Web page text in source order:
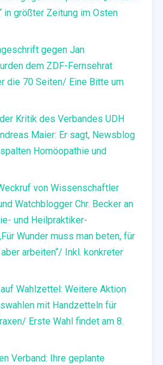
in größter Zeitung im Osten
gegen Jan
dem ZDF-Fernsehrat
die 70 Seiten/ Eine Bitte um
Kritik des Verbandes UDH
Maier: Er sagt, Newsblog
Homöopathie und
von Wissenschaftler
Watchblogger Chr. Becker an
und Heilpraktiker-
Wunder muss man beten, für
arbeiten“/ Inkl. konkreter
Wahlzettel: Weitere Aktion
mit Handzetteln für
Erste Wahl findet am 8.
Verband: Ihre geplante